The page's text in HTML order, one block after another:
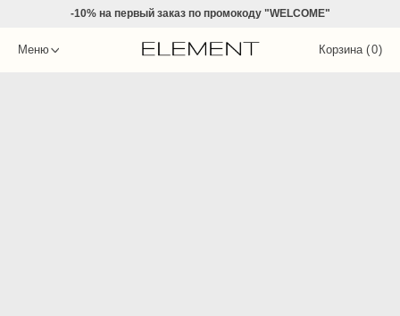
-10% напервый заказ по промокоду "WELCOME"
Корзина (
Меню )
0